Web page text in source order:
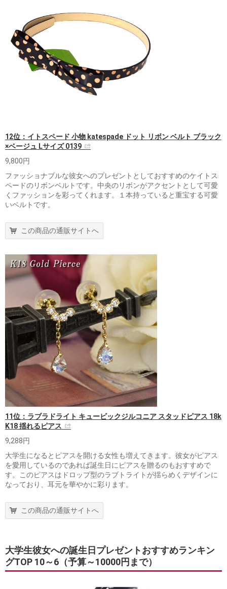
12位：イトスペード 小物 katespade ドット リボン ベルト ブラック
×ベージュ Lサイズ 0139
9,800円
ファッショナブルな彼女へのプレゼントとしておすすめのケイトス
ペードのリボンベルトです。中央のリボンがアクセントとして可愛
くファッションを彩ってくれます。１本持っていると重宝する可愛
いベルトです。
この商品の通販サイトへ
11位：ラブラドライト キュービックジルコニア スタッドピアス 18k
K18 揺れるピアス
9,288円
大学生になるとピアスを開ける女性も増えてきます。彼女がピアス
を愛用しているのであれば誕生日にピアスを贈るのもおすすめで
す。このピアスはドロップ型のラブトライトが揺らめくデザインに
なっており、耳元を華やかに彩ります。
この商品の通販サイトへ
大学生彼女への誕生日プレゼントおすすめランキン
グTOP 10～6（予算～10000円まで）